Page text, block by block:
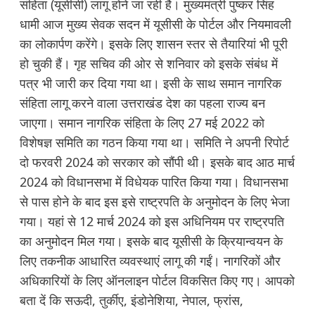
संहिता (यूसीसी) लागू होने जा रही है। मुख्यमंत्री पुष्कर सिंह
धामी आज मुख्य सेवक सदन में यूसीसी के पोर्टल और नियमावली
का लोकार्पण करेंगे। इसके लिए शासन स्तर से तैयारियां भी पूरी
हो चुकी हैं। गृह सचिव की ओर से शनिवार को इसके संबंध में
पत्र भी जारी कर दिया गया था। इसी के साथ समान नागरिक
संहिता लागू करने वाला उत्तराखंड देश का पहला राज्य बन
जाएगा। समान नागरिक संहिता के लिए 27 मई 2022 को
विशेषज्ञ समिति का गठन किया गया था। समिति ने अपनी रिपोर्ट
दो फरवरी 2024 को सरकार को सौंपी थी। इसके बाद आठ मार्च
2024 को विधानसभा में विधेयक पारित किया गया। विधानसभा
से पास होने के बाद इस इसे राष्ट्रपति के अनुमोदन के लिए भेजा
गया। यहां से 12 मार्च 2024 को इस अधिनियम पर राष्ट्रपति
का अनुमोदन मिल गया। इसके बाद यूसीसी के क्रियान्वयन के
लिए तकनीक आधारित व्यवस्थाएं लागू की गईं। नागरिकों और
अधिकारियों के लिए ऑनलाइन पोर्टल विकसित किए गए। आपको
बता दें कि सऊदी, तुर्कीए, इंडोनेशिया, नेपाल, फ्रांस,